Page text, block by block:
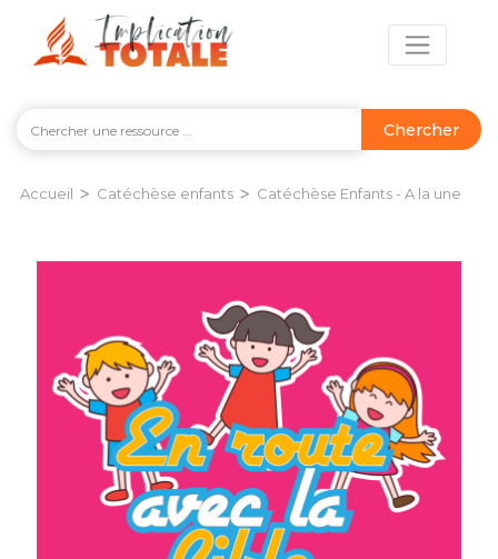
Chercher
Accueil > Catéchèse enfants > Catéchèse Enfants - A la une